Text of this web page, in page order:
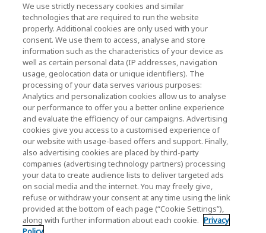
キオクシアホールディングス株式会社（グルー
プ・IR情報）
キオクシアホールディングス株式会社 ホーム
株主・投資家情報
ソーシャルメディア公式アカウント一覧
ソーシャルメディアポリシー
個人情報保護方針
We use strictly necessary cookies and similar
technologies that are required to run the website
properly. Additional cookies are only used with your
consent. We use them to access, analyse and store
information such as the characteristics of your device as
well as certain personal data (IP addresses, navigation
usage, geolocation data or unique identifiers). The
processing of your data serves various purposes:
Analytics and personalization cookies allow us to analyse
our performance to offer you a better online experience
and evaluate the efficiency of our campaigns. Advertising
cookies give you access to a customised experience of
our website with usage-based offers and support. Finally,
also advertising cookies are placed by third-party
companies (advertising technology partners) processing
your data to create audience lists to deliver targeted ads
on social media and the internet. You may freely give,
refuse or withdraw your consent at any time using the link
provided at the bottom of each page (“Cookie Settings”),
along with further information about each cookie. Privacy